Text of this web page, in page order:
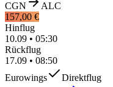
CGN
ALC
157,00 €
Hinflug
10.09 • 05:30
Rückflug
17.09 • 08:50
Eurowings
Direktflug